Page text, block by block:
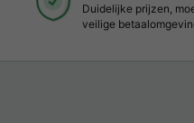
Duidelijke prijzen,
veilige